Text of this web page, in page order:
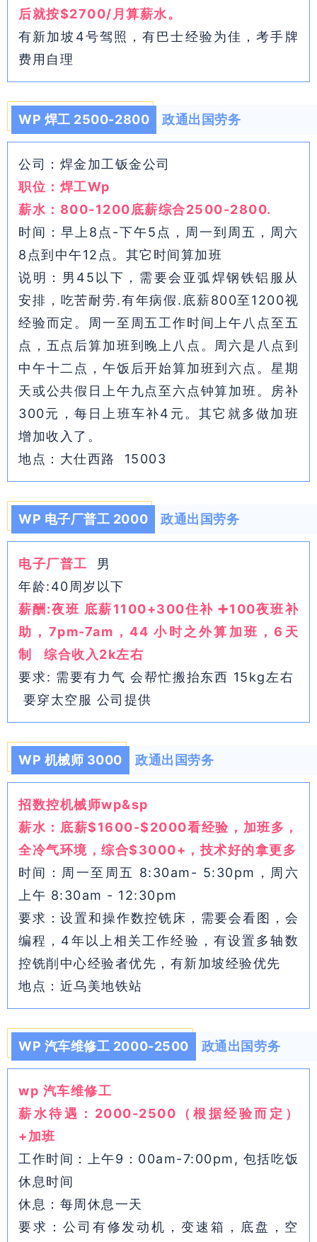
后就按$2700/月算薪水。
有新加坡4号驾照，有巴士经验为佳，考手牌
费用自理
WP 焊工 2500-2800 政通出国劳务
公司：焊金加工钣金公司
职位：焊工Wp
薪水：800-1200底薪综合2500-2800.
时间：早上8点-下午5点，周一到周五，周六
8点到中午12点。其它时间算加班
说明：男45以下，需要会亚弧焊钢铁铝服从
安排，吃苦耐劳.有年病假.底薪800至1200视
经验而定。周一至周五工作时间上午八点至五
点，五点后算加班到晚上八点。周六是八点到
中午十二点，午饭后开始算加班到六点。星期
天或公共假日上午九点至六点钟算加班。房补
300元，每日上班车补4元。其它就多做加班
增加收入了。
地点：大仕西路 15003
WP 电子厂普工 2000 政通出国劳务
电子厂普工 男
年龄:40周岁以下
薪酬:夜班 底薪1100+300住补 ➕100夜班补
助，7pm-7am，44 小时之外算加班，6天
制 综合收入2k左右
要求: 需要有力气 会帮忙搬抬东西 15kg左右
要穿太空服 公司提供
WP 机械师 3000 政通出国劳务
招数控机械师wp&sp
薪水：底薪$1600-$2000看经验，加班多，
全冷气环境，综合$3000+，技术好的拿更多
时间：周一至周五 8:30am- 5:30pm，周六
上午 8:30am - 12:30pm
要求：设置和操作数控铣床，需要会看图，会
编程，4年以上相关工作经验，有设置多轴数
控铣削中心经验者优先，有新加坡经验优先
地点：近乌美地铁站
WP 汽车维修工 2000-2500 政通出国劳务
wp 汽车维修工
薪水待遇：2000-2500（根据经验而定）
+加班
工作时间：上午9：00am-7:00pm, 包括吃饭
休息时间
休息：每周休息一天
要求：公司有修发动机，变速箱，底盘，空